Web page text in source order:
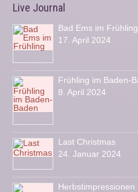
Live Journal
Bad Ems im Frühling
17. April 2024
Frühling im Baden-
8. April 2024
Last Christmas
24. Januar 2024
Herbstimpressionen